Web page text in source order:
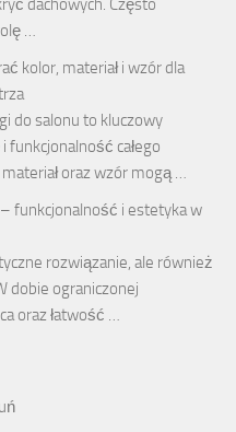
dachowych. Często
…
kolor, materiał i wzór dla
do salonu to kluczowy
funkcjonalność całego
oraz wzór mogą …
funkcjonalność i estetyka w
rozwiązanie, ale również
dobie ograniczonej
oraz łatwość …